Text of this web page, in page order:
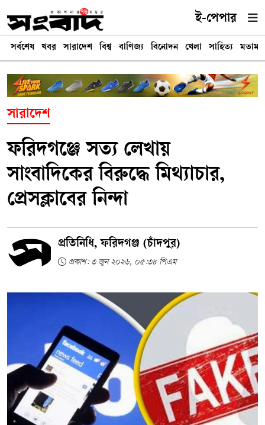
ই-পেপার
সর্বশেষ খবর সারাদেশ বিশ্ব বাণিজ্য বিনোদন খেলা সাহিত্য মতামত
সারাদেশ
ফরিদগঞ্জে সত্য লেখায়
সাংবাদিকের বিরুদ্ধে মিথ্যাচার,
প্রেসক্লাবের নিন্দা
প্রতিনিধি, ফরিদগঞ্জ (চাঁদপুর)
প্রকাশ: ৩ জুন ২০২৬, ০৫:৩৮ পিএম